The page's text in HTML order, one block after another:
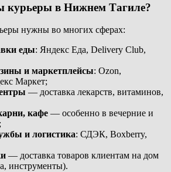
курьеры в Нижнем Тагиле?
нужны во многих сферах:
еды: Яндекс Еда, Delivery Club,
и маркетплейсы: Ozon,
Маркет;
— доставка лекарств, витаминов,
кафе — особенно в вечерние и
и логистика: СДЭК, Boxberry,
— доставка товаров клиентам на дом
инструменты).